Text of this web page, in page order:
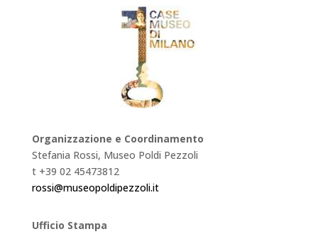
Organizzazione e Coordinamento
Stefania Rossi, Museo Poldi Pezzoli
t +39 02 45473812
rossi@museopoldipezzoli.it
Ufficio Stampa